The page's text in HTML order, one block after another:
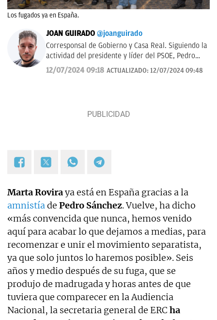
Los fugados ya en España.
JOAN GUIRADO @joanguirado
Corresponsal de Gobierno y Casa Real. Siguiendo la
actividad del presidente y líder del PSOE, Pedro
Sánchez, y del Rey de España. También política
catalana.
12/07/2024 09:18 ACTUALIZADO: 12/07/2024 09:48
Marta Roviraya está en España gracias a la
amnistíade Pedro Sánchez. Vuelve, ha dicho
«más convencida que nunca, hemos venido
aquí para acabar lo que dejamos a medias, para
recomenzar e unir el movimiento separatista,
ya que solo juntos lo haremos posible». Seis
años y medio después de su fuga, que se
produjo de madrugada y horas antes de que
tuviera que comparecer en la Audiencia
Nacional, la secretaria general de ERC ha